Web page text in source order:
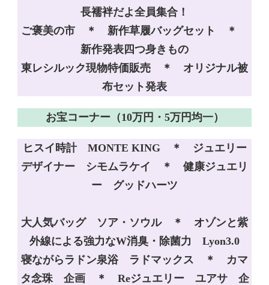
長襦袢だよ全員集合！
ご褒美の市 ＊ 新作草履バッグセット ＊
新作発表四つ身きもの
東レシルック現物特価販売 ＊ オリジナル被
布セット発表
お宝コーナー（10万円・5万円均一）
ヒスイ時計 MONTE KING ＊ ジュエリー
デザイナー シモムラケイ ＊ 健康ジュエリ
ー グッドハーツ
大人気バッグ ソア・ソウル ＊ オゾンと紫
外線による強力なW消臭・除菌力 Lyon3.0
寝ながらラドン泉浴 ラドマックス ＊ カマ
タ念珠 企画 ＊ Reジュエリー ユアサ 企